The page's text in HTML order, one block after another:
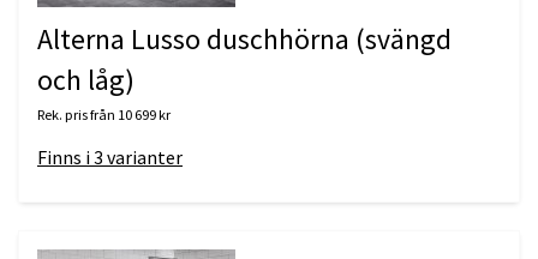
Alterna Lusso duschhörna (svängd
och låg)
Rek. pris från 10 699 kr
Finns i3 varianter